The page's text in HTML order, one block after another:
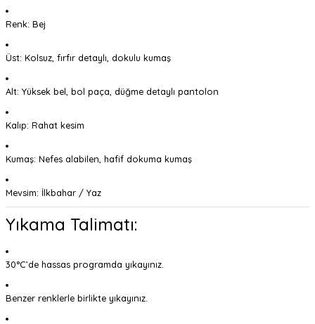
Renk: Bej
Üst: Kolsuz, fırfır detaylı, dokulu kumaş
Alt: Yüksek bel, bol paça, düğme detaylı pantolon
Kalıp: Rahat kesim
Kumaş: Nefes alabilen, hafif dokuma kumaş
Mevsim: İlkbahar / Yaz
Yıkama Talimatı:
30°C’de hassas programda yıkayınız.
Benzer renklerle birlikte yıkayınız.